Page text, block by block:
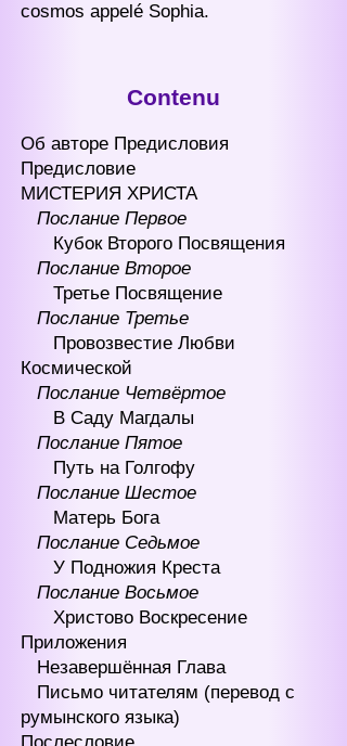
cosmos appelé Sophia.
Contenu
Об авторе Предисловия
Предисловие
МИСТЕРИЯ ХРИСТА
Послание Первое
Кубок Второго Посвящения
Послание Второе
Третье Посвящение
Послание Третье
Провозвестие Любви
Космической
Послание Четвёртое
В Саду Магдалы
Послание Пятое
Путь на Голгофу
Послание Шестое
Матерь Бога
Послание Седьмое
У Подножия Креста
Послание Восьмое
Христово Воскресение
Приложения
Незавершённая Глава
Письмо читателям (перевод с
румынского языка)